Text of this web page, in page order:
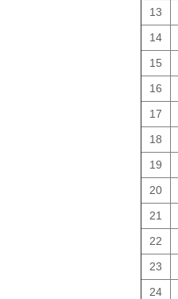
13
14
15
16
17
18
19
20
21
22
23
24